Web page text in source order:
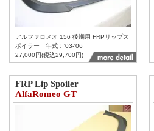
アルファロメオ 156 後期用 FRPリップス
ポイラー 年式：'03-'06
27,000円(税込29,700円)
FRP Lip Spoiler
AlfaRomeo GT